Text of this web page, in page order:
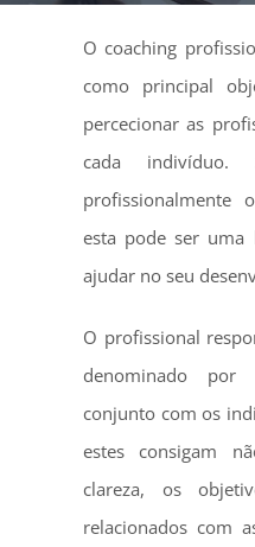
O coaching
como principal
percecionar as
cada indivíduo.
profissionalmente
esta pode ser
ajudar no seu
O profissional
denominado por
conjunto com os
estes consigam
clareza, os
relacionados com